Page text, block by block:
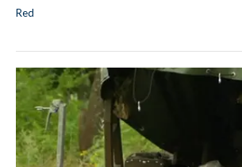
Red